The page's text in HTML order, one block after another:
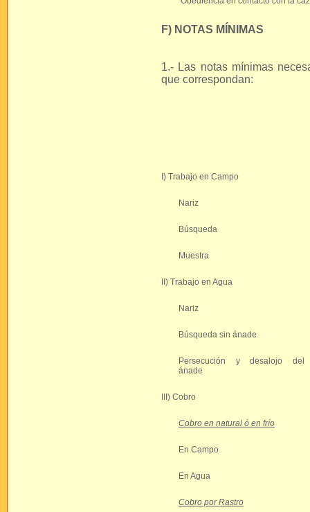
F) NOTAS MÍNIMAS
1.- Las notas mínimas
que correspondan:
I) Trabajo en Campo
Nariz
Búsqueda
Muestra
II) Trabajo en Agua
Nariz
Búsqueda sin ánade
Persecución y desalojo del
ánade
III) Cobro
Cobro en natural ó en frío
En Campo
En Agua
Cobro por Rastro